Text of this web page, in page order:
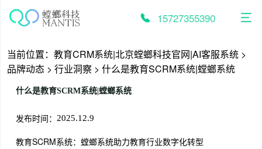
15727355390
当前位置： 教育CRM系统|北京螳螂科技官网|AI客服系统 >
品牌动态 > 行业洞察 > 什么是教育SCRM系统|螳螂系统
什么是教育SCRM系统|螳螂系统
发布时间： 2025.12.9
教育SCRM系统：螳螂系统助力教育行业数字化转型